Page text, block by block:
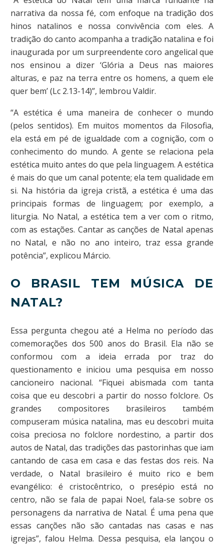
narrativa da nossa fé, com enfoque na tradição dos
hinos natalinos e nossa convivência com eles. A
tradição do canto acompanha a tradição natalina e foi
inaugurada por um surpreendente coro angelical que
nos ensinou a dizer ‘Glória a Deus nas maiores
alturas, e paz na terra entre os homens, a quem ele
quer bem’ (Lc 2.13-14)”, lembrou Valdir.
“A estética é uma maneira de conhecer o mundo
(pelos sentidos). Em muitos momentos da Filosofia,
ela está em pé de igualdade com a cognição, com o
conhecimento do mundo. A gente se relaciona pela
estética muito antes do que pela linguagem. A estética
é mais do que um canal potente; ela tem qualidade em
si. Na história da igreja cristã, a estética é uma das
principais formas de linguagem; por exemplo, a
liturgia. No Natal, a estética tem a ver com o ritmo,
com as estações. Cantar as canções de Natal apenas
no Natal, e não no ano inteiro, traz essa grande
potência”, explicou Márcio.
O BRASIL TEM MÚSICA DE
NATAL?
Essa pergunta chegou até a Helma no período das
comemorações dos 500 anos do Brasil. Ela não se
conformou com a ideia errada por traz do
questionamento e iniciou uma pesquisa em nosso
cancioneiro nacional. “Fiquei abismada com tanta
coisa que eu descobri a partir do nosso folclore. Os
grandes compositores brasileiros também
compuseram música natalina, mas eu descobri muita
coisa preciosa no folclore nordestino, a partir dos
autos de Natal, das tradições das pastorinhas que iam
cantando de casa em casa e das festas dos reis. Na
verdade, o Natal brasileiro é muito rico e bem
evangélico: é cristocêntrico, o presépio está no
centro, não se fala de papai Noel, fala-se sobre os
personagens da narrativa de Natal. É uma pena que
essas canções não são cantadas nas casas e nas
igrejas”, falou Helma. Dessa pesquisa, ela lançou o